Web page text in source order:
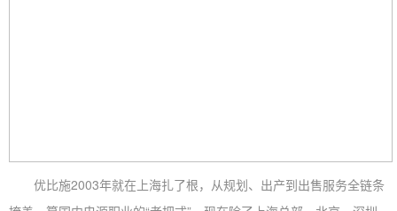
优比施2003年就在上海扎了根，从规划、出产到出售服务全链条